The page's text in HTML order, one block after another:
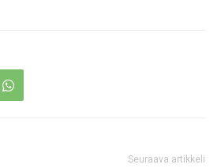
Seuraava artikkeli